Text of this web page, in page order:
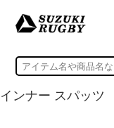
インナー スパッツ